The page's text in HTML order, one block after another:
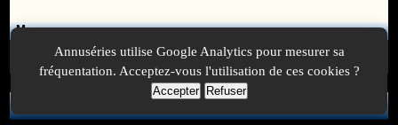
Membres
Vous ne pouvez pas accéder aux fonctionnalités réservées aux
Annuséries utilise Google Analytics pour mesurer sa
fréquentation. Acceptez-vous l'utilisation de ces cookies ?
Accepter Refuser